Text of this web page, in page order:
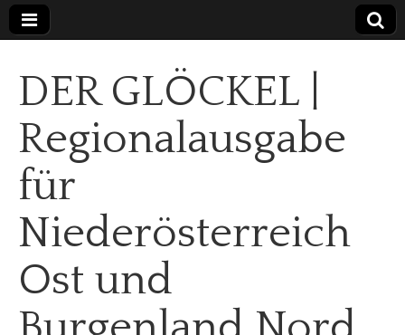
DER GLÖCKEL |
Regionalausgabe
für
Niederösterreich
Ost und